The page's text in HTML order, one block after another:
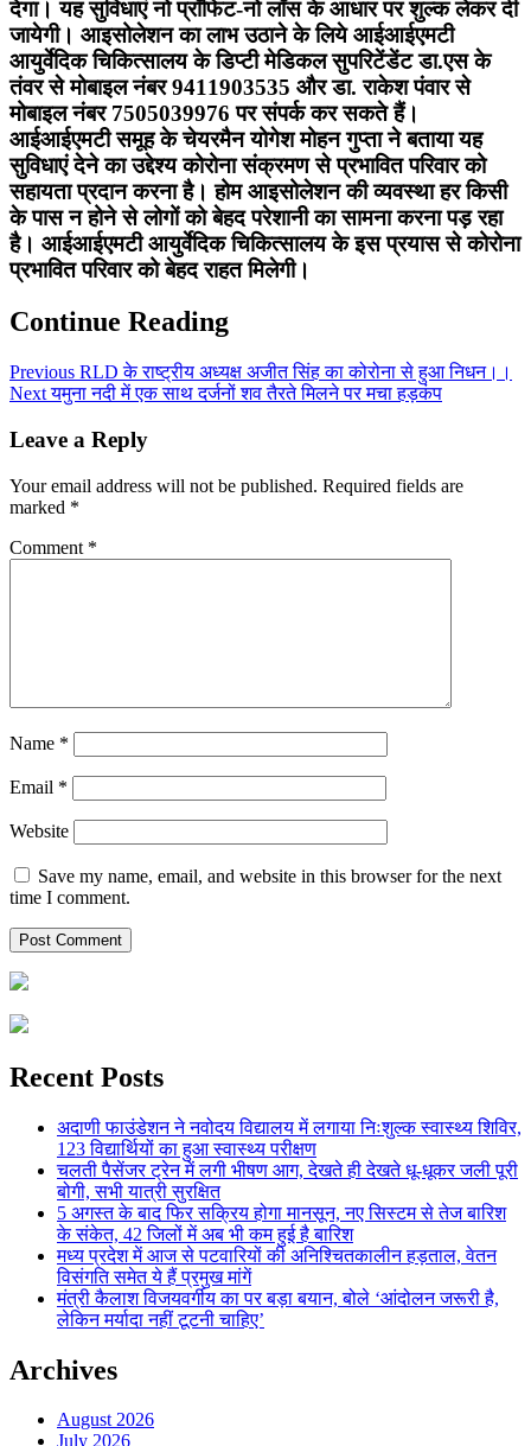
देगा। यह सुविधाएं नो प्रॉफिट-नो लॉस के आधार पर शुल्क लेकर दी
जायेगी। आइसोलेशन का लाभ उठाने के लिये आईआईएमटी
आयुर्वेदिक चिकित्सालय के डिप्टी मेडिकल सुपरिटेंडेंट डा.एस के
तंवर से मोबाइल नंबर 9411903535 और डा. राकेश पंवार से
मोबाइल नंबर 7505039976 पर संपर्क कर सकते हैं।
आईआईएमटी समूह के चेयरमैन योगेश मोहन गुप्ता ने बताया यह
सुविधाएं देने का उद्देश्य कोरोना संक्रमण से प्रभावित परिवार को
सहायता प्रदान करना है। होम आइसोलेशन की व्यवस्था हर किसी
के पास न होने से लोगों को बेहद परेशानी का सामना करना पड़ रहा
है। आईआईएमटी आयुर्वेदिक चिकित्सालय के इस प्रयास से कोरोना
प्रभावित परिवार को बेहद राहत मिलेगी।
Continue Reading
Previous RLD के राष्ट्रीय अध्यक्ष अजीत सिंह का कोरोना से हुआ निधन।।
Nextयमुना नदी में एक साथ दर्जनों शव तैरते मिलने पर मचा हड़कंप
Leave a Reply
Your email address will not be published. Required fields are
marked *
Comment *
Name *
Email *
Website
Save my name, email, and website in this browser for the next
time I comment.
Recent Posts
अदाणी फाउंडेशन ने नवोदय विद्यालय में लगाया निःशुल्क स्वास्थ्य शिविर,
123 विद्यार्थियों का हुआ स्वास्थ्य परीक्षण
चलती पैसेंजर ट्रेन में लगी भीषण आग, देखते ही देखते धू-धूकर जली पूरी
बोगी, सभी यात्री सुरक्षित
5 अगस्त के बाद फिर सक्रिय होगा मानसून, नए सिस्टम से तेज बारिश
के संकेत, 42 जिलों में अब भी कम हुई है बारिश
मध्य प्रदेश में आज से पटवारियों की अनिश्चितकालीन हड़ताल, वेतन
विसंगति समेत ये हैं प्रमुख मांगें
मंत्री कैलाश विजयवर्गीय का पर बड़ा बयान, बोले ‘आंदोलन जरूरी है,
लेकिन मर्यादा नहीं टूटनी चाहिए’
Archives
August 2026
July 2026